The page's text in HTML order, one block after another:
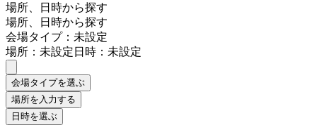
場所、日時から探す
場所、日時から探す
会場タイプ：未設定
場所：未設定日時：未設定
会場タイプを選ぶ
場所を入力する
日時を選ぶ